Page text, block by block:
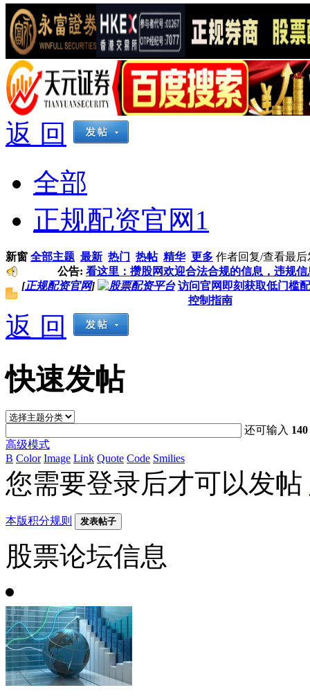
返 回
全部
正规配资官网 1
新窗 全部主题 最新 热门 热帖 精华 更多 作者回复/查看最后
公告: 看这里：攒股网欢迎合法合规的信息，违规
[正规配资官网]
访问官网即刻获取低门槛
控制指南
返 回
快速发帖
还可输入 140
高级模式
B Color Image Link Quote Code Smilies
您需要登录后才可以发帖
本版积分规则 发表帖子
股票论坛信息